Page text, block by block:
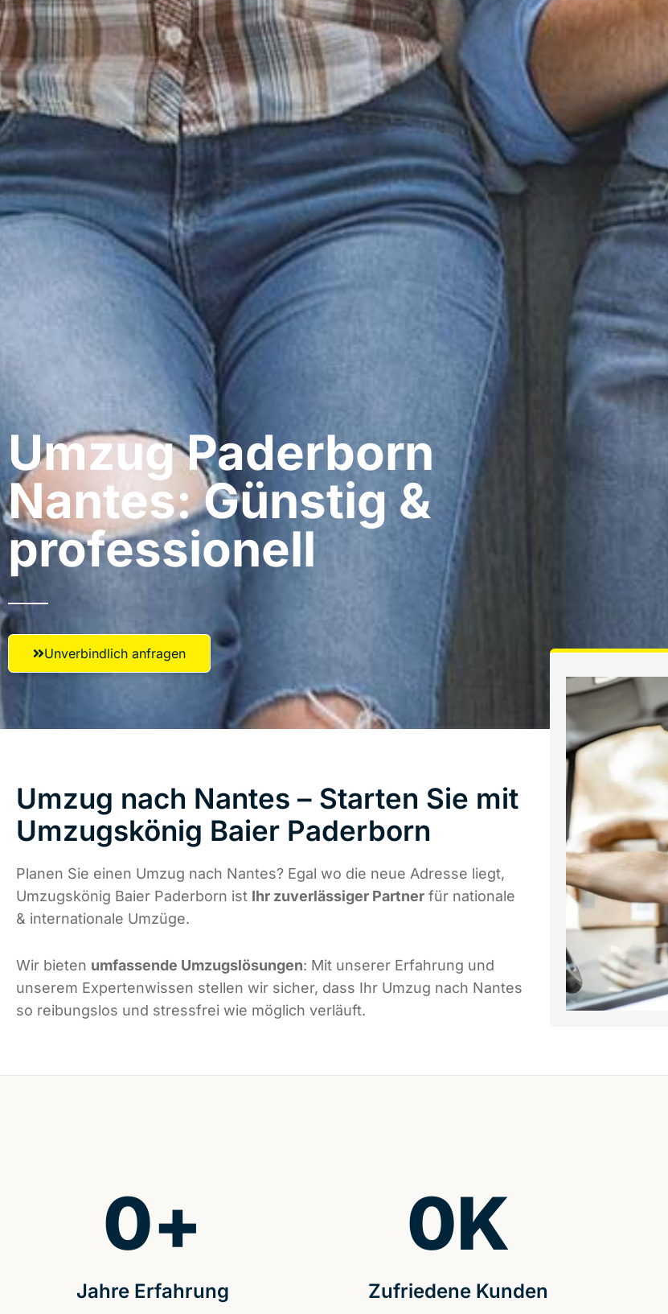
Umzug Paderborn​
Nantes: Günstig &
professionell​
Unverbindlich anfragen
Umzug nach Nantes – Starten Sie mit
Umzugskönig Baier Paderborn
Planen Sie einen Umzug nach Nantes? Egal wo die neue Adresse liegt,
Umzugskönig Baier Paderborn ist Ihr zuverlässiger Partner für nationale
& internationale Umzüge.
Wir bieten umfassende Umzugslösungen: Mit unserer Erfahrung und
unserem Expertenwissen stellen wir sicher, dass Ihr Umzug nach Nantes
so reibungslos und stressfrei wie möglich verläuft.
Jahre Erfahrung
0+
Zufriedene Kunden
0K